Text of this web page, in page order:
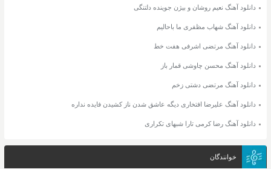
دانلود آهنگ نعیم روشان و بیژن جوینده دلتنگی
دانلود آهنگ شهاب مظفری ما باحالیم
دانلود آهنگ مرتضی اشرفی هفت خط
دانلود آهنگ محسن چاوشی قمار باز
دانلود آهنگ مرتضی دشتی زخم
دانلود آهنگ علیرضا افتخاری دیگه عاشق شدن ناز کشیدن فایده نداره
دانلود آهنگ رضا کرمی تارا شبهای تکراری
خوانندگان